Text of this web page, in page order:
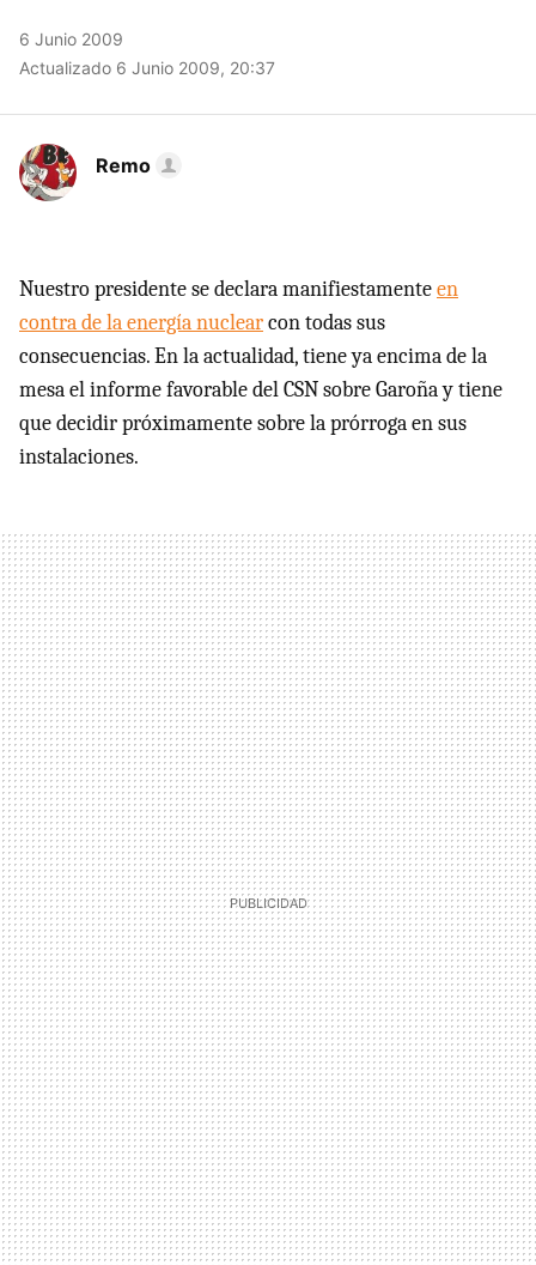
6 Junio 2009
Actualizado 6 Junio 2009, 20:37
Remo
Nuestro presidente se declara manifiestamenteen
contra de la energía nuclearcon todas sus
consecuencias. En la actualidad, tiene ya encima de la
mesa el informe favorable delCSNsobre Garoña y tiene
que decidir próximamente sobre la prórroga en sus
instalaciones.